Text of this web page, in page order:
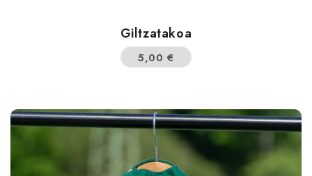
Giltzatakoa
5,00€